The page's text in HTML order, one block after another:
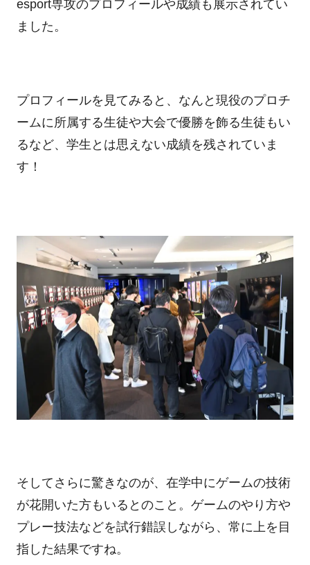
esport専攻のプロフィールや成績も展示されてい
ました。
プロフィールを見てみると、なんと現役のプロチ
ームに所属する生徒や大会で優勝を飾る生徒もい
るなど、学生とは思えない成績を残されていま
す！
そしてさらに驚きなのが、在学中にゲームの技術
が花開いた方もいるとのこと。ゲームのやり方や
プレー技法などを試行錯誤しながら、常に上を目
指した結果ですね。